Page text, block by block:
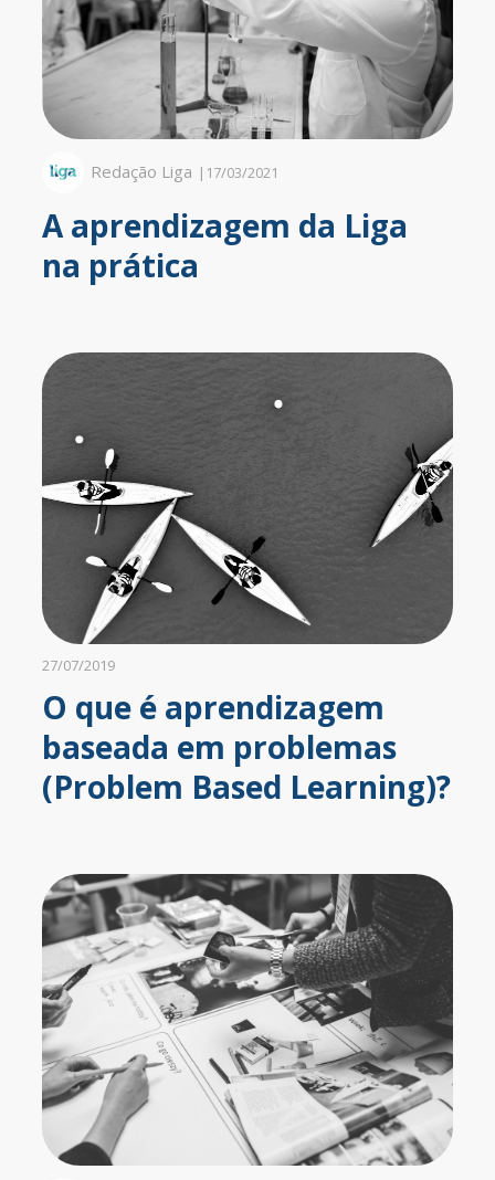
Redação Liga | 17/03/2021
A aprendizagem da Liga
na prática
27/07/2019
O que é aprendizagem
baseada em problemas
(Problem Based Learning)?